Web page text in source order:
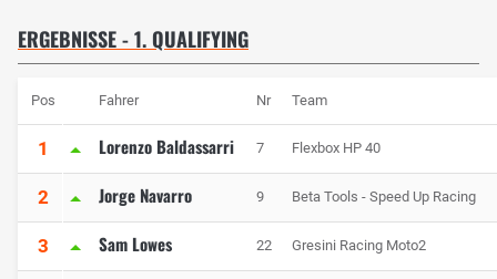
ERGEBNISSE - 1. QUALIFYING
Pos Fahrer Nr Team
1 Lorenzo Baldassarri 7 Flexbox HP 40
2 Jorge Navarro 9 Beta Tools - Speed Up Racing
3 Sam Lowes 22 Gresini Racing Moto2